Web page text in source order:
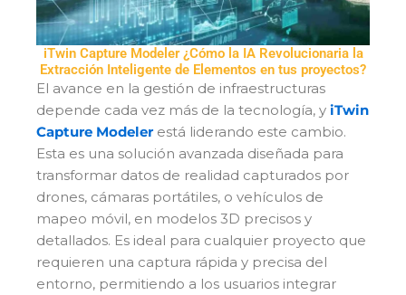
iTwin Capture Modeler ¿Cómo la IA Revolucionaria la
Extracción Inteligente de Elementos en tus proyectos?
El avance en la gestión de infraestructuras
depende cada vez más de la tecnología, y iTwin
Capture Modeler está liderando este cambio.
Esta es una solución avanzada diseñada para
transformar datos de realidad capturados por
drones, cámaras portátiles, o vehículos de
mapeo móvil, en modelos 3D precisos y
detallados. Es ideal para cualquier proyecto que
requieren una captura rápida y precisa del
entorno, permitiendo a los usuarios integrar